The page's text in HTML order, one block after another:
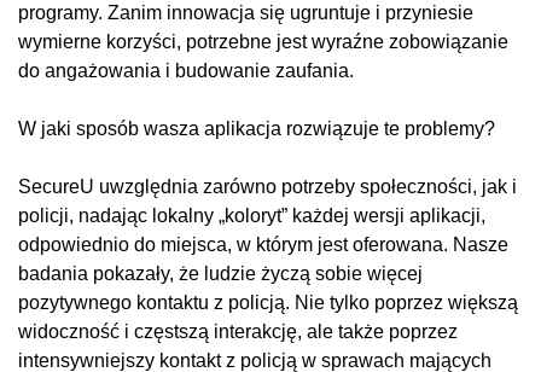
programy. Zanim innowacja się ugruntuje i przyniesie
wymierne korzyści, potrzebne jest wyraźne zobowiązanie
do angażowania i budowanie zaufania.
W jaki sposób wasza aplikacja rozwiązuje te problemy?
SecureU uwzględnia zarówno potrzeby społeczności, jak i
policji, nadając lokalny „koloryt” każdej wersji aplikacji,
odpowiednio do miejsca, w którym jest oferowana. Nasze
badania pokazały, że ludzie życzą sobie więcej
pozytywnego kontaktu z policją. Nie tylko poprzez większą
widoczność i częstszą interakcję, ale także poprzez
intensywniejszy kontakt z policją w sprawach mających